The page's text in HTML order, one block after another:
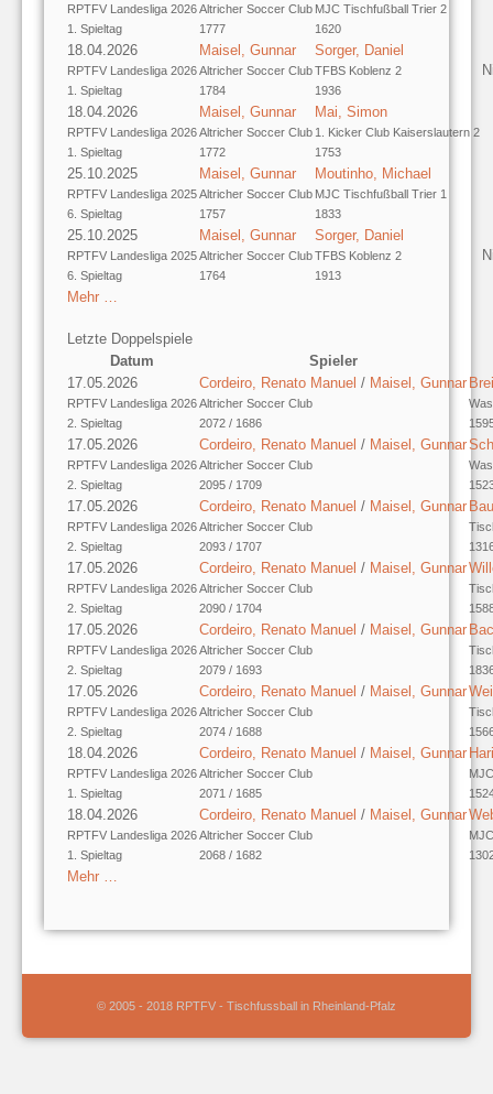
RPTFV Landesliga 2026
1. Spieltag
Altricher Soccer Club
1777
MJC Tischfußball Trier 2
1620
18.04.2026
RPTFV Landesliga 2026
1. Spieltag
Maisel, Gunnar
Altricher Soccer Club
1784
Sorger, Daniel
TFBS Koblenz 2
1936
18.04.2026
RPTFV Landesliga 2026
1. Spieltag
Maisel, Gunnar
Altricher Soccer Club
1772
Mai, Simon
1. Kicker Club Kaiserslautern 2
1753
25.10.2025
RPTFV Landesliga 2025
6. Spieltag
Maisel, Gunnar
Altricher Soccer Club
1757
Moutinho, Michael
MJC Tischfußball Trier 1
1833
25.10.2025
RPTFV Landesliga 2025
6. Spieltag
Maisel, Gunnar
Altricher Soccer Club
1764
Sorger, Daniel
TFBS Koblenz 2
1913
Mehr …
Letzte Doppelspiele
Datum
Spieler
17.05.2026
RPTFV Landesliga 2026
2. Spieltag
Cordeiro, Renato Manuel / Maisel, Gunnar
Altricher Soccer Club
2072 / 1686
17.05.2026
RPTFV Landesliga 2026
2. Spieltag
Cordeiro, Renato Manuel / Maisel, Gunnar
Altricher Soccer Club
2095 / 1709
17.05.2026
RPTFV Landesliga 2026
2. Spieltag
Cordeiro, Renato Manuel / Maisel, Gunnar
Altricher Soccer Club
2093 / 1707
17.05.2026
RPTFV Landesliga 2026
2. Spieltag
Cordeiro, Renato Manuel / Maisel, Gunnar
Altricher Soccer Club
2090 / 1704
17.05.2026
RPTFV Landesliga 2026
2. Spieltag
Cordeiro, Renato Manuel / Maisel, Gunnar
Altricher Soccer Club
2079 / 1693
17.05.2026
RPTFV Landesliga 2026
2. Spieltag
Cordeiro, Renato Manuel / Maisel, Gunnar
Altricher Soccer Club
2074 / 1688
18.04.2026
RPTFV Landesliga 2026
1. Spieltag
Cordeiro, Renato Manuel / Maisel, Gunnar
Altricher Soccer Club
2071 / 1685
18.04.2026
RPTFV Landesliga 2026
1. Spieltag
Cordeiro, Renato Manuel / Maisel, Gunnar
Altricher Soccer Club
2068 / 1682
Mehr …
© 2005 - 2018 RPTFV - Tischfussball in Rheinland-Pfalz